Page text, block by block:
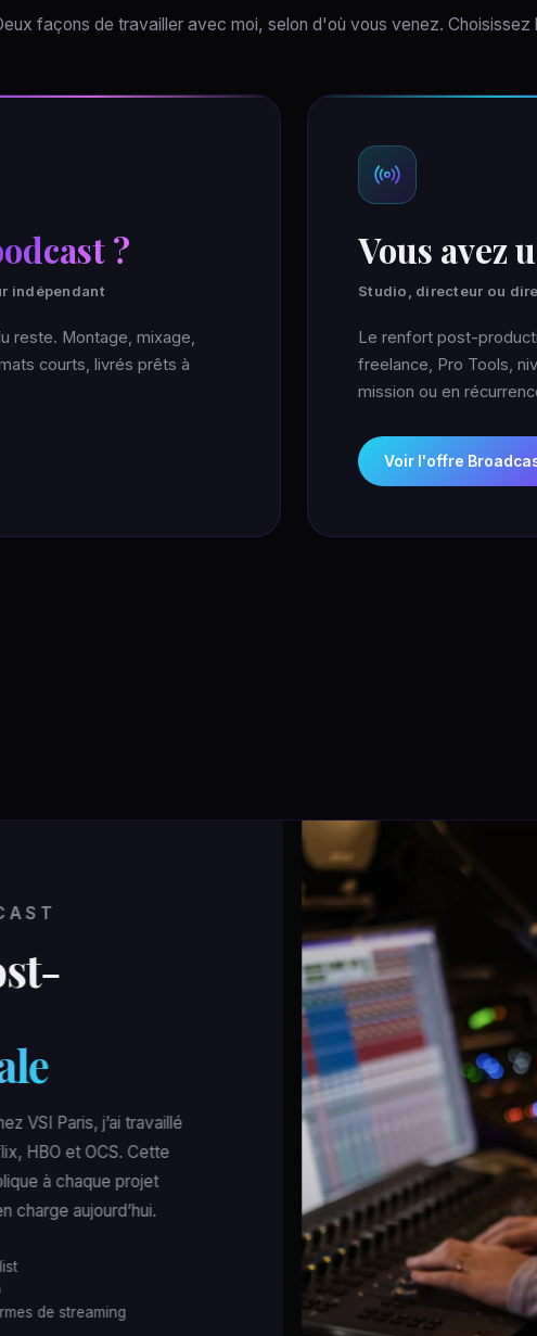
façons de travailler avec moi, selon d'où vous venez. Choisissez
?
indépendant
reste. Montage, mixage,
courts, livrés prêts à
Vous avez
Studio, directeur ou
Le renfort post-
freelance, Pro Tools,
mission ou en
Voir l'offre
VSI Paris, j’ai travaillé
HBO et OCS. Cette
à chaque projet
charge aujourd’hui.
de streaming